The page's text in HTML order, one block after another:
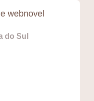
webnovel
do Sul